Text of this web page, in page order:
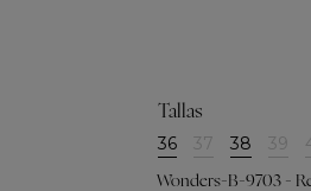
Tallas
36 37 38 39
Wonders-B-9703 -